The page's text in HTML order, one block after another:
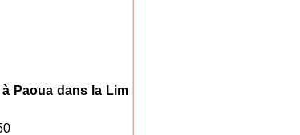
Paoua dans la Lim